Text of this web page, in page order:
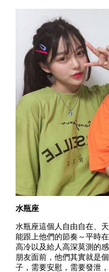
水瓶座
水瓶座這個人自由自在、
能跟上他們的節奏～平時
高冷以及給人高深莫測的
朋友面前，他們其實就是
子，需要安慰，需要發泄